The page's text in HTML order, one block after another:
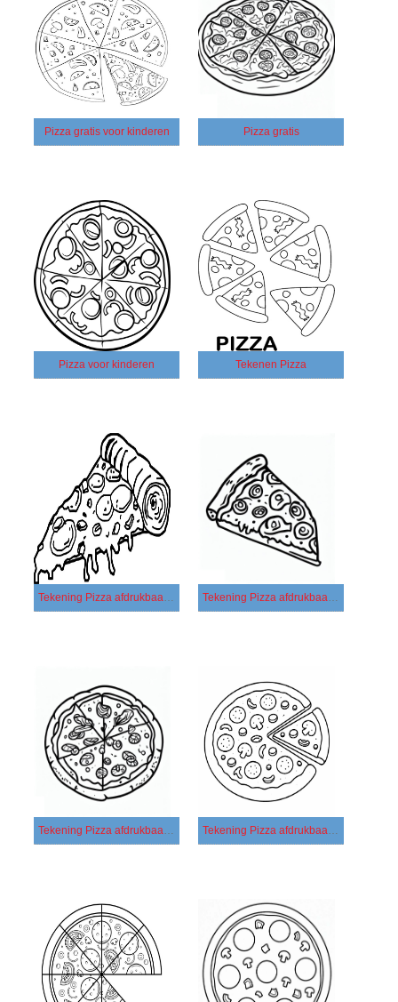
Pizza gratis voor kinderen Pizza gratis
Pizza voor kinderen Tekenen Pizza
Tekening Pizza afdrukbaar basis Tekening Pizza afdrukbaar eenvoudig
Tekening Pizza afdrukbaar simpel Tekening Pizza afdrukbaar voor kinderen